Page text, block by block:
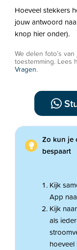
Hoeveel stekkers
jouw antwoord
knop hier onder).
We delen foto’s
toestemming. Lees
Vragen.
Zo kun je
bespaart
Kijk
App
Kijk
als